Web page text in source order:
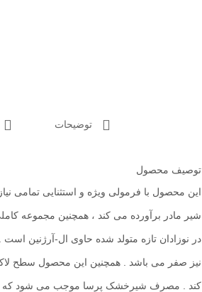
توضیحات
توصیف محصول
این محصول با فرمولی ویژه و استثنایی تمامی
شیر مادر برآورده می کند ، همچنین مجموعه
در نوزادان تازه متولد شده حاوی ال-آرژنین
نیز صفر می باشد . همچنین این محصول سطح
کند . مصرف شیرخشک پرسا موجب می شود که